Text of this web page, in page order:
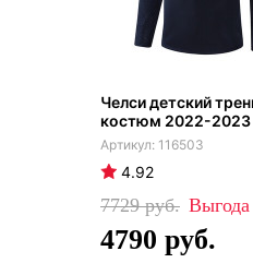
Челси детский
костюм 2022-2023
116503
4.92
7729
4790